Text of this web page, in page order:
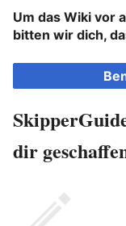
Um das Wiki vor
bitten wir dich,
dir